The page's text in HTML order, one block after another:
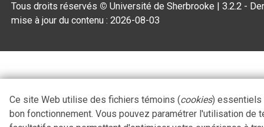
Tous droits réservés © Université de Sherbrooke |3.2.2 -
mise à jour du contenu :2026-08-03
Ce site Web utilise des fichiers témoins (cookies) essentiels
bon fonctionnement. Vous pouvez paramétrer l'utilisation de